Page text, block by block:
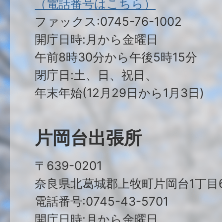
（電話番号はこちら）
ファックス:0745-76-1002
開庁日時:月から金曜日
午前8時30分から午後5時15分
閉庁日:土、日、祝日、
年末年始(12月29日から1月3日)
片岡台出張所
〒639-0201
奈良県北葛城郡上牧町片岡台1丁目
電話番号:0745-43-5701